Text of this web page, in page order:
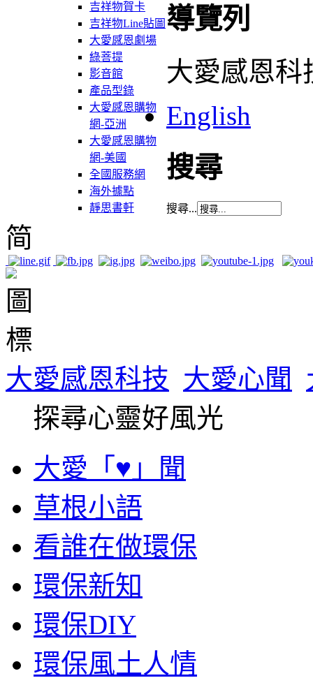
吉祥物賀卡
吉祥物Line貼圖
大愛感恩劇場
綠菩提
影音館
產品型錄
大愛感恩購物
網-亞洲
大愛感恩購物
網-美國
全國服務網
海外據點
靜思書軒
導覽列
大愛感恩科
English
搜尋
搜尋...
简
大愛感恩科技 大愛心聞
探尋心靈好風光
大愛「♥」聞
草根小語
看誰在做環保
環保新知
環保DIY
環保風土人情